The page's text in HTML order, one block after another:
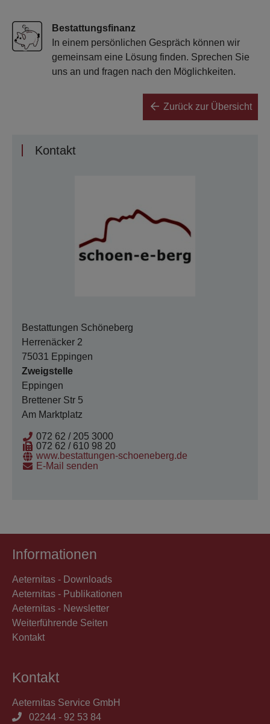
Kontakt
Bestattungen Schöneberg
Herrenäcker 2
75031 Eppingen
Zweigstelle
Eppingen
Brettener Str 5
Am Marktplatz
072 62 / 205 3000
072 62 / 610 98 20
www.bestattungen-schoeneberg.de
E-Mail senden
Bestattungsfinanz
In einem persönlichen Gespräch können wir
gemeinsam eine Lösung finden. Sprechen Sie
uns an und fragen nach den Möglichkeiten.
Zurück zur Übersicht
Informationen
Aeternitas - Downloads
Aeternitas - Publikationen
Aeternitas - Newsletter
Weiterführende Seiten
Kontakt
Kontakt
Aeternitas Service GmbH
02244 - 92 53 84